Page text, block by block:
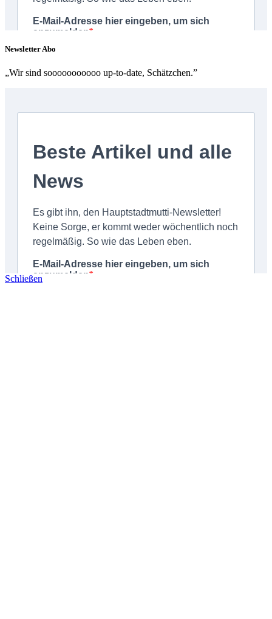
Newsletter Abo
„Wir sind sooooooooooo up-to-date, Schätzchen.”
Schließen